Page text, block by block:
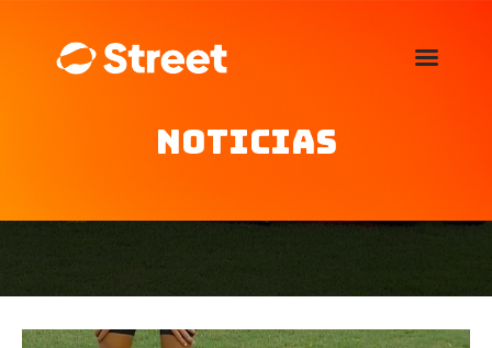
Noticias
La Street FM 101.5
Noticias
Publicitá
Familia de auspiciantes